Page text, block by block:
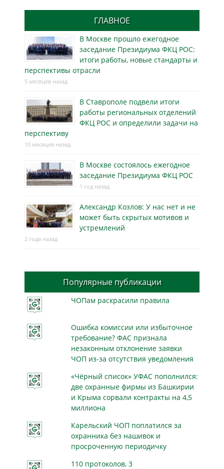
ГЛАВНОЕ
В Москве прошло ежегодное
заседание Президиума ФКЦ РОС:
итоги работы, новые стандарты и
перспективы отрасли
5 месяцев назад
В Ставрополе подвели итоги
работы региональных отделений
ФКЦ РОС и определили задачи на
перспективу
10 месяцев назад
В Москве состоялось ежегодное
заседание Президиума ФКЦ РОС
1 год назад
Александр Козлов: У нас нет и не
может быть скрытых мотивов и
устремлений
2 года назад
Популярные публикации
ЧОПам раскрасили правила
Ошибка комиссии или избыточное
требование? ФАС признала
незаконным отклонение заявки
ЧОП из-за отсутствия уведомления
«Чёрный список» УФАС пополнился:
две охранные фирмы из Башкирии
и Крыма сорвали контракты на 4,5
миллиона
Карельский ЧОП поплатился за
охранника без нашивок и
просроченную периодичку
110 протоколов, 3